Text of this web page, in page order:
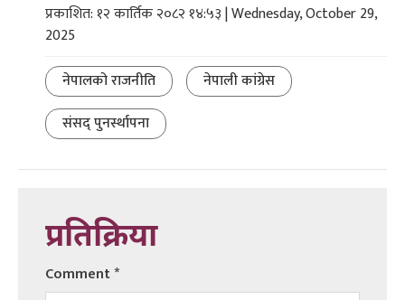
प्रकाशित: १२ कार्तिक २०८२ १४:५३ | Wednesday, October 29,
2025
नेपालको राजनीति
नेपाली कांग्रेस
संसद् पुनर्स्थापना
प्रतिक्रिया
Comment*